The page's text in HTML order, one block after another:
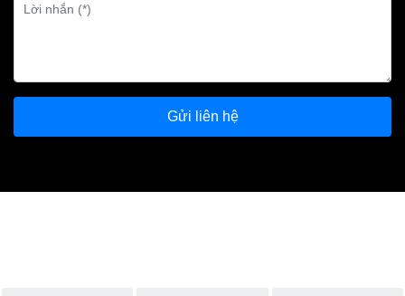
Gửi liên hệ